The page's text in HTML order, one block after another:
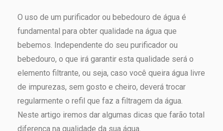
O uso de um purificador ou bebedouro de água é
fundamental para obter qualidade na água que
bebemos. Independente do seu purificador ou
bebedouro, o que irá garantir esta qualidade será o
elemento filtrante, ou seja, caso você queira água livre
de impurezas, sem gosto e cheiro, deverá trocar
regularmente o refil que faz a filtragem da água.
Neste artigo iremos dar algumas dicas que farão total
diferença na qualidade da sua água.